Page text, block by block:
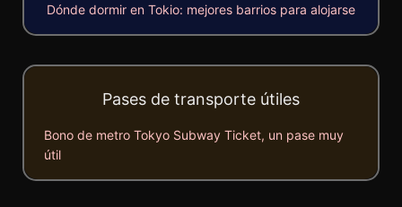
Dónde dormir en Tokio: mejores barrios para alojarse
Pases de transporte útiles
Bono de metro Tokyo Subway Ticket, un pase muy
útil